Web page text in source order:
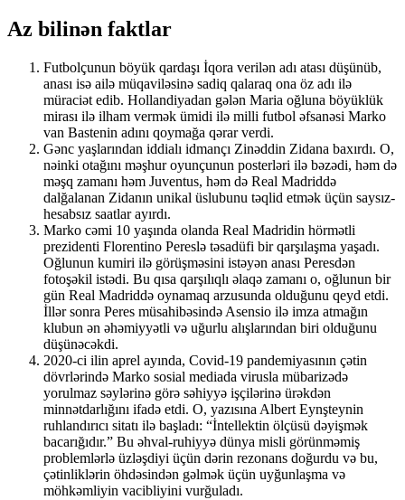
Az bilinən faktlar
Futbolçunun böyük qardaşı İqora verilən adı atası düşünüb,
anası isə ailə müqaviləsinə sadiq qalaraq ona öz adı ilə
müraciət edib. Hollandiyadan gələn Maria oğluna böyüklük
mirası ilə ilham vermək ümidi ilə milli futbol əfsanəsi Marko
van Bastenin adını qoymağa qərar verdi.
Gənc yaşlarından iddialı idmançı Zinəddin Zidana baxırdı. O,
nəinki otağını məşhur oyunçunun posterləri ilə bəzədi, həm də
məşq zamanı həm Juventus, həm də Real Madriddə
dalğalanan Zidanın unikal üslubunu təqlid etmək üçün saysız-
hesabsız saatlar ayırdı.
Marko cəmi 10 yaşında olanda Real Madridin hörmətli
prezidenti Florentino Pereslə təsadüfi bir qarşılaşma yaşadı.
Oğlunun kumiri ilə görüşməsini istəyən anası Peresdən
fotoşəkil istədi. Bu qısa qarşılıqlı əlaqə zamanı o, oğlunun bir
gün Real Madriddə oynamaq arzusunda olduğunu qeyd etdi.
İllər sonra Peres müsahibəsində Asensio ilə imza atmağın
klubun ən əhəmiyyətli və uğurlu alışlarından biri olduğunu
düşünəcəkdi.
2020-ci ilin aprel ayında, Covid-19 pandemiyasının çətin
dövrlərində Marko sosial mediada virusla mübarizədə
yorulmaz səylərinə görə səhiyyə işçilərinə ürəkdən
minnətdarlığını ifadə etdi. O, yazısına Albert Eynşteynin
ruhlandırıcı sitatı ilə başladı: “İntellektin ölçüsü dəyişmək
bacarığıdır.” Bu əhval-ruhiyyə dünya misli görünməmiş
problemlərlə üzləşdiyi üçün dərin rezonans doğurdu və bu,
çətinliklərin öhdəsindən gəlmək üçün uyğunlaşma və
möhkəmliyin vacibliyini vurğuladı.